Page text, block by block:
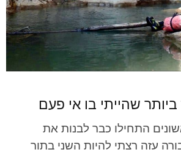
שהייתי בו אי פעם
התחילו כבר לבנות את
עזה רצתי להיות השני בתור